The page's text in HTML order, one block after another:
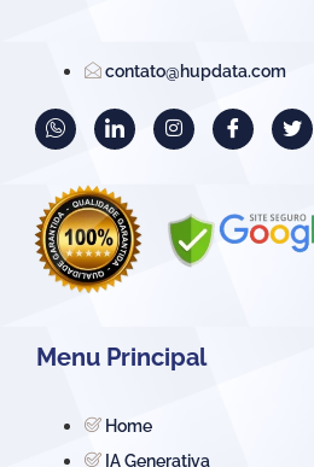
contato@hupdata.com
Menu Principal
Home
IA Generativa